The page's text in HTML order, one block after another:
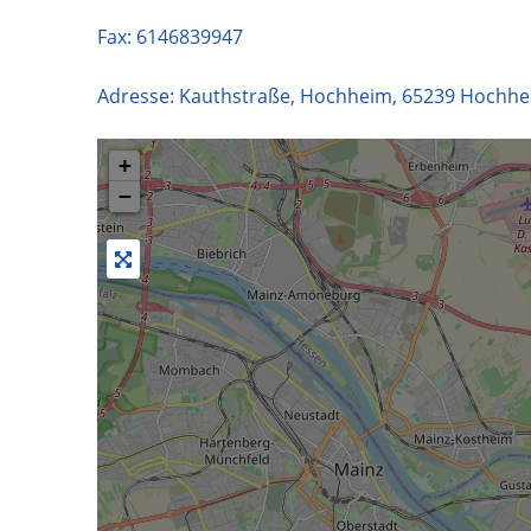
Fax: 6146839947
Adresse: Kauthstraße, Hochheim, 65239
+
−